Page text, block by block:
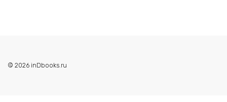
© 2026 inDbooks.ru